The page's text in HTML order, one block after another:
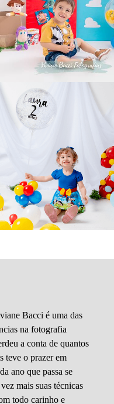
774 7
1040 6
Bacci é uma das
na fotografia
a conta de quantos
teve o prazer em
ano que passa se
mais suas técnicas
todo carinho e